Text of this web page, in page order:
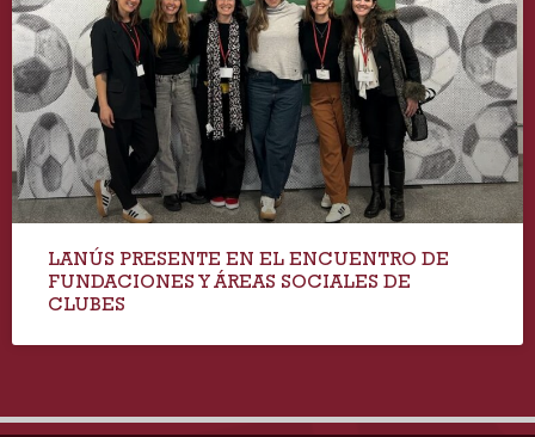
LANÚS PRESENTE EN EL ENCUENTRO DE
FUNDACIONES Y ÁREAS SOCIALES DE
CLUBES